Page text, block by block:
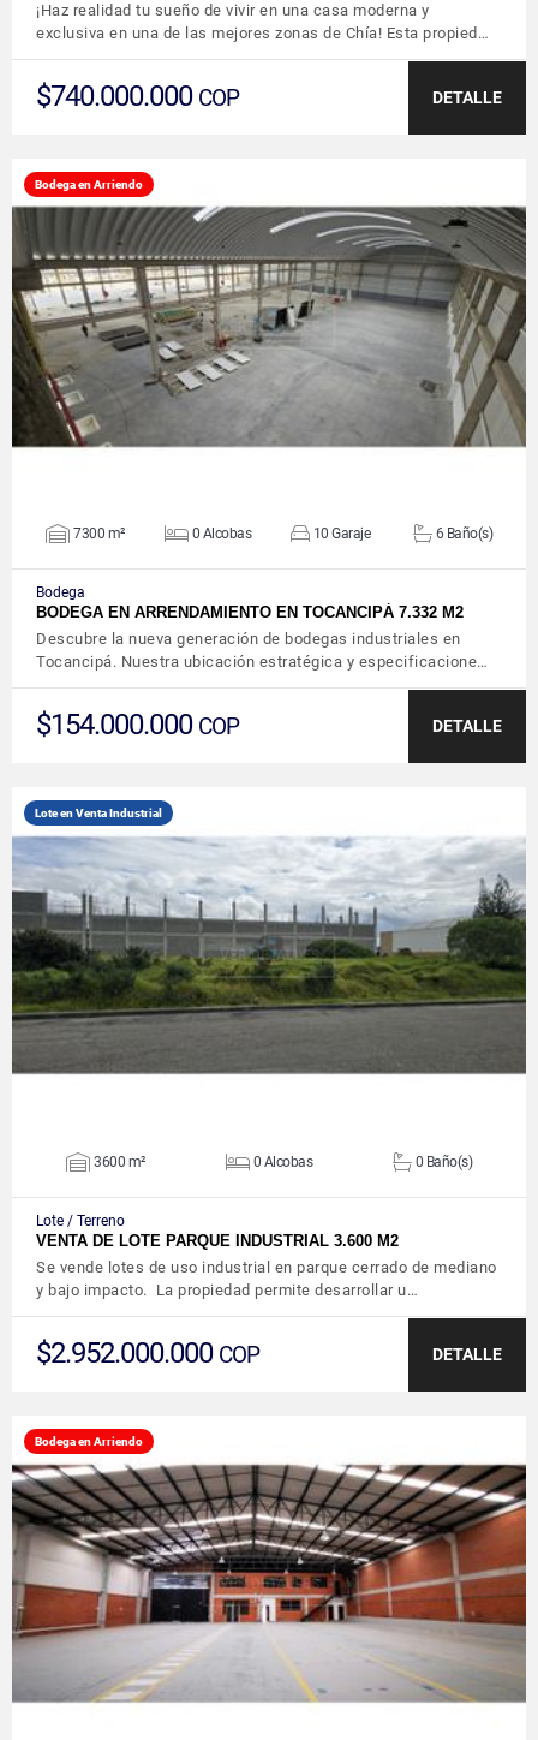
¡Haz realidad tu sueño de vivir en una casa moderna y
exclusiva en una de las mejores zonas de Chía! Esta propied…
$740.000.000 COP DETALLE
Bodega en Arriendo
VER DETALLES
7300 m² 0 Alcobas 10 Garaje 6 Baño(s)
Bodega
BODEGA EN ARRENDAMIENTO EN TOCANCIPÁ 7.332 M2
Descubre la nueva generación de bodegas industriales en
Tocancipá. Nuestra ubicación estratégica y especificacione…
$154.000.000 COP DETALLE
Lote en Venta Industrial
VER DETALLES
3600 m² 0 Alcobas 0 Baño(s)
Lote / Terreno
VENTA DE LOTE PARQUE INDUSTRIAL 3.600 M2
Se vende lotes de uso industrial en parque cerrado de mediano
y bajo impacto. La propiedad permite desarrollar u…
$2.952.000.000 COP DETALLE
Bodega en Arriendo
VER DETALLES